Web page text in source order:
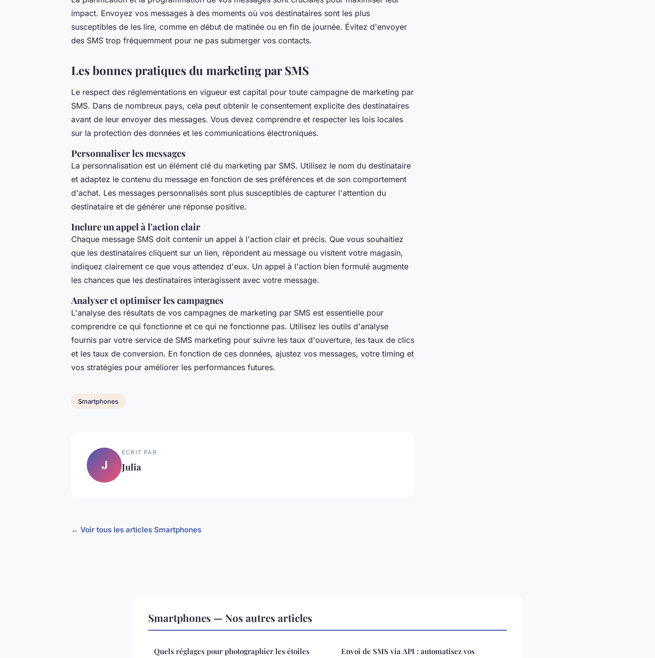
impact. Envoyez vos messages à des moments où vos destinataires sont les plus
susceptibles de les lire, comme en début de matinée ou en fin de journée. Évitez d'envoyer
des SMS trop fréquemment pour ne pas submerger vos contacts.
Les bonnes pratiques du marketing par SMS
Le respect des réglementations en vigueur est capital pour toute campagne de marketing par
SMS. Dans de nombreux pays, cela peut obtenir le consentement explicite des destinataires
avant de leur envoyer des messages. Vous devez comprendre et respecter les lois locales
sur la protection des données et les communications électroniques.
Personnaliser les messages
La personnalisation est un élément clé du marketing par SMS. Utilisez le nom du destinataire
et adaptez le contenu du message en fonction de ses préférences et de son comportement
d'achat. Les messages personnalisés sont plus susceptibles de capturer l'attention du
destinataire et de générer une réponse positive.
Inclure un appel à l'action clair
Chaque message SMS doit contenir un appel à l'action clair et précis. Que vous souhaitiez
que les destinataires cliquent sur un lien, répondent au message ou visitent votre magasin,
indiquez clairement ce que vous attendez d'eux. Un appel à l'action bien formulé augmente
les chances que les destinataires interagissent avec votre message.
Analyser et optimiser les campagnes
L'analyse des résultats de vos campagnes de marketing par SMS est essentielle pour
comprendre ce qui fonctionne et ce qui ne fonctionne pas. Utilisez les outils d'analyse
fournis par votre service de SMS marketing pour suivre les taux d'ouverture, les taux de clics
et les taux de conversion. En fonction de ces données, ajustez vos messages, votre timing et
vos stratégies pour améliorer les performances futures.
Smartphones
J
ECRIT PAR
Julia
← Voir tous les articles Smartphones
Smartphones — Nos autres articles
Quels réglages pour photographier les étoiles
Envoi de SMS via API : automatisez vos